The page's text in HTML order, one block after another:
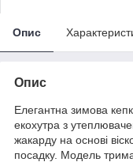
Опис
Опис
Елегантна зимова
екохутра з
жакарду на основі
посадку. Модель